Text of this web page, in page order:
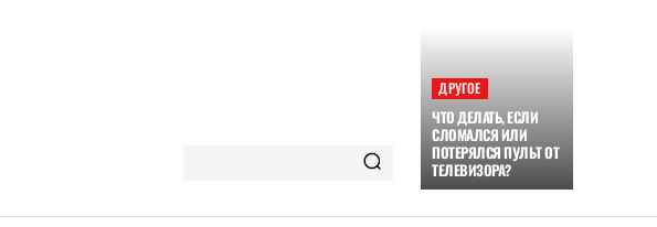
ДРУГОЕ
ЧТО ДЕЛАТЬ, ЕСЛИ
СЛОМАЛСЯ ИЛИ
ПОТЕРЯЛСЯ ПУЛЬТ ОТ
ТЕЛЕВИЗОРА?